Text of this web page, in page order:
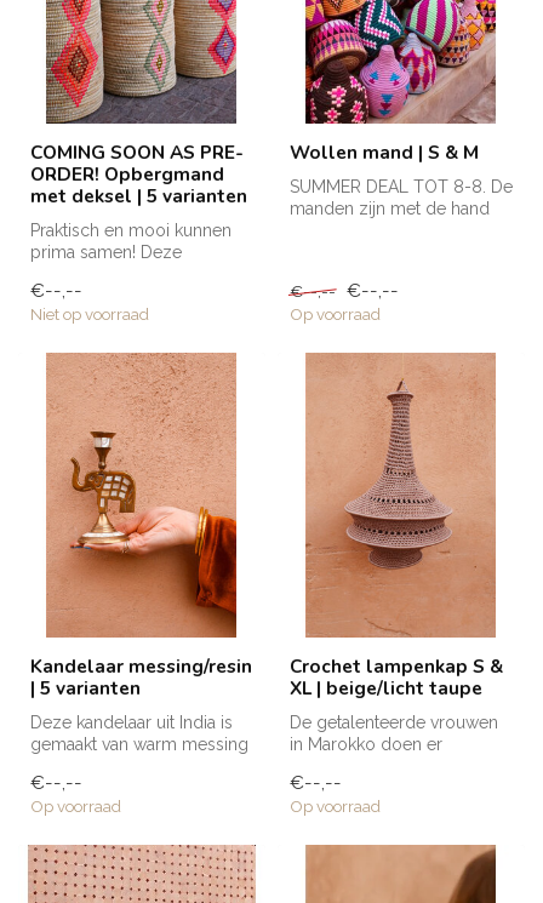
COMING SOON AS PRE-
ORDER! Opbergmand
met deksel | 5 varianten
Praktisch en mooi kunnen
prima samen! Deze
groot van fo...
€--,--
Niet op voorraad
Wollen mand | S & M
SUMMER DEAL TOT 8-8. De
manden zijn met de hand
€--,-- €--,--
Op voorraad
Kandelaar messing/resin
| 5 varianten
Deze kandelaar uit India is
gemaakt van warm messing
ech...
€--,--
Op voorraad
Crochet lampenkap S &
XL | beige/licht taupe
De getalenteerde vrouwen
in Marokko doen er
een gehaakt...
€--,--
Op voorraad